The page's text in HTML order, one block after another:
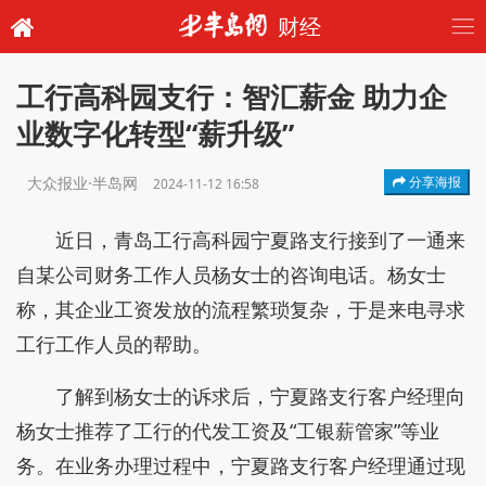
财经
工行高科园支行：智汇薪金 助力企
业数字化转型“薪升级”
大众报业·半岛网 2024-11-12 16:58 分享海报
近日，青岛工行高科园宁夏路支行接到了一通来
自某公司财务工作人员杨女士的咨询电话。杨女士
称，其企业工资发放的流程繁琐复杂，于是来电寻求
工行工作人员的帮助。
了解到杨女士的诉求后，宁夏路支行客户经理向
杨女士推荐了工行的代发工资及“工银薪管家”等业
务。在业务办理过程中，宁夏路支行客户经理通过现